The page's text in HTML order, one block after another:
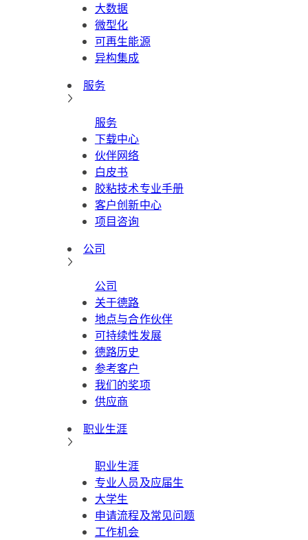
大数据
微型化
可再生能源
异构集成
服务
服务
下载中心
伙伴网络
白皮书
胶粘技术专业手册
客户创新中心
项目咨询
公司
公司
关于德路
地点与合作伙伴
可持续性发展
德路历史
参考客户
我们的奖项
供应商
职业生涯
职业生涯
专业人员及应届生
大学生
申请流程及常见问题
工作机会